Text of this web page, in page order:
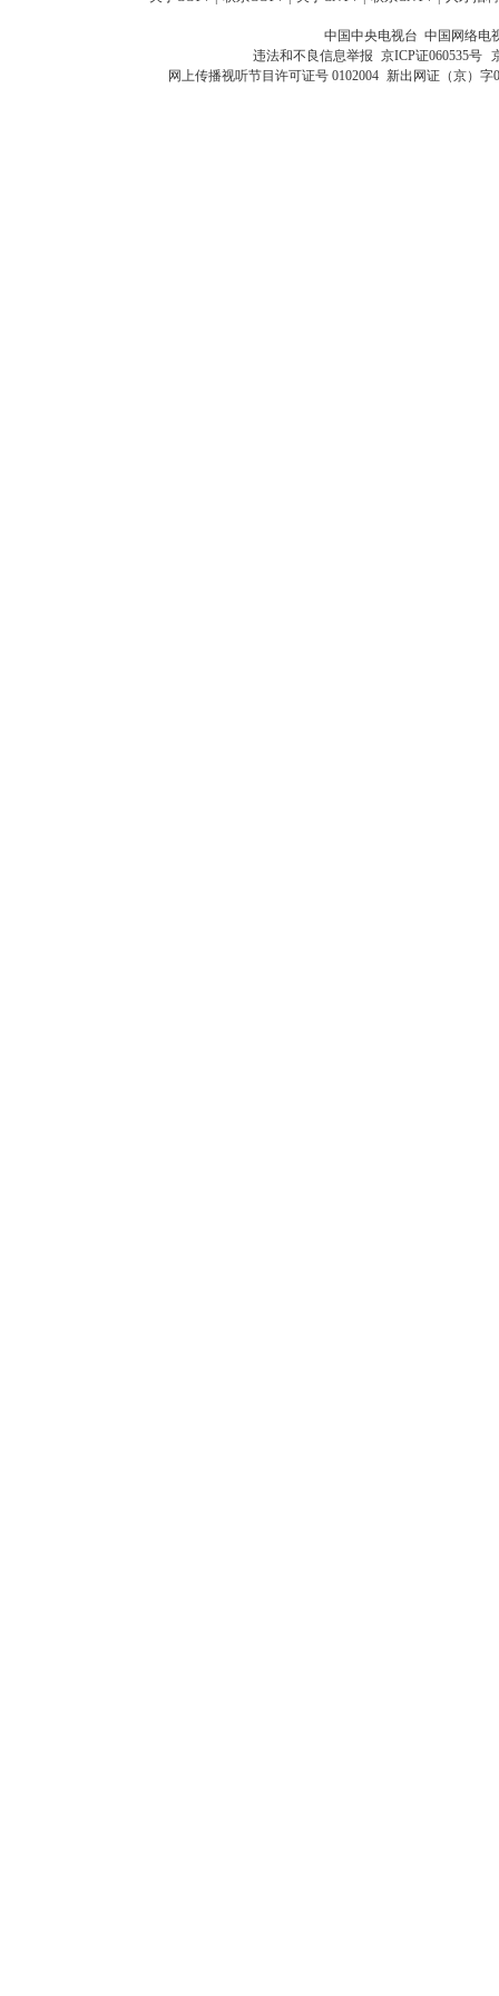
中国中央电视台 中国网络电
违法和不良信息举报 京ICP证060535号
网上传播视听节目许可证号 0102004 新出网证（京）